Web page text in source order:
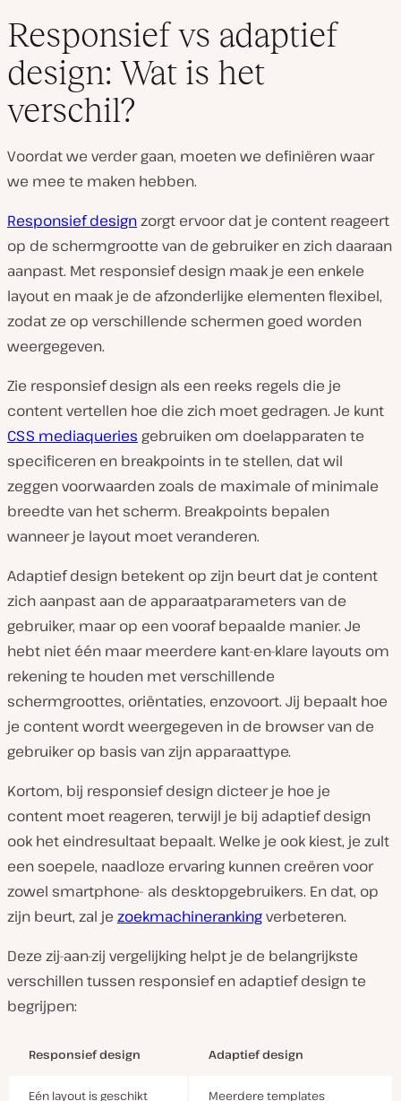
Responsief vs adaptief
design: Wat is het
verschil?
Voordat we verder gaan, moeten we definiëren waar
we mee te maken hebben.
Responsief designzorgt ervoor dat je content reageert
op de schermgrootte van de gebruiker en zich daaraan
aanpast. Met responsief design maak je een enkele
layout en maak je de afzonderlijke elementen flexibel,
zodat ze op verschillende schermen goed worden
weergegeven.
Zie responsief design als een reeks regels die je
content vertellen hoe die zich moet gedragen. Je kunt
CSS mediaqueries gebruiken om doelapparaten te
specificeren en breakpoints in te stellen, dat wil
zeggen voorwaarden zoals de maximale of minimale
breedte van het scherm. Breakpoints bepalen
wanneer je layout moet veranderen.
Adaptief design betekent op zijn beurt dat je content
zich aanpast aan de apparaatparameters van de
gebruiker, maar op een vooraf bepaalde manier. Je
hebt niet één maar meerdere kant-en-klare layouts om
rekening te houden met verschillende
schermgroottes, oriëntaties, enzovoort. Jij bepaalt hoe
je content wordt weergegeven in de browser van de
gebruiker op basis van zijn apparaattype.
Kortom, bij responsief design dicteer je hoe je
content moet reageren, terwijl je bij adaptief design
ook het eindresultaat bepaalt. Welke je ook kiest, je zult
een soepele, naadloze ervaring kunnen creëren voor
zowel smartphone- als desktopgebruikers. En dat, op
zijn beurt, zal je zoekmachinerankingverbeteren.
Deze zij-aan-zij vergelijking helpt je de belangrijkste
verschillen tussen responsief en adaptief design te
begrijpen:
Responsief design Adaptief design
Eén layout is geschikt Meerdere templates